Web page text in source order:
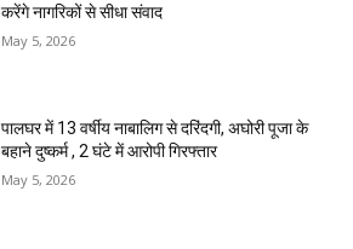
करेंगे नागरिकों से सीधा संवाद
May 5, 2026
पालघर में 13 वर्षीय नाबालिग से दरिंदगी, अघोरी पूजा के
बहाने दुष्कर्म , 2 घंटे में आरोपी गिरफ्तार
May 5, 2026